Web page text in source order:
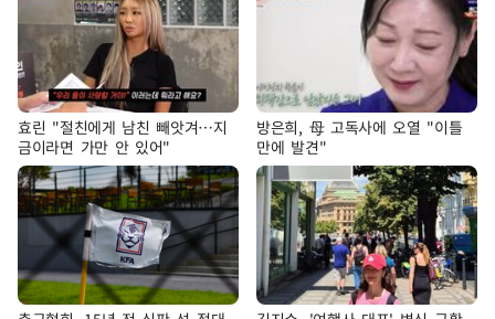
효린 "절친에게 남친 빼앗겨…지
금이라면 가만 안 있어"
방은희, 母 고독사에 오열 "이틀
만에 발견"